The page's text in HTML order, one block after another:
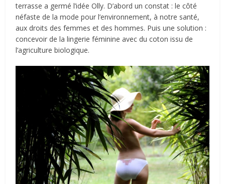
terrasse a germé l’idée Olly. D’abord un constat : le côté
néfaste de la mode pour l’environnement, à notre santé,
aux droits des femmes et des hommes. Puis une solution :
concevoir de la lingerie féminine avec du coton issu de
l’agriculture biologique.